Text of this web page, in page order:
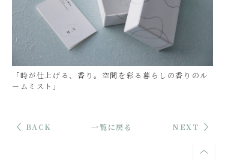
「時が仕上げる、香り。空間を彩る暮らしの香りのル
ームミスト」
BACK 一覧に戻る NEXT